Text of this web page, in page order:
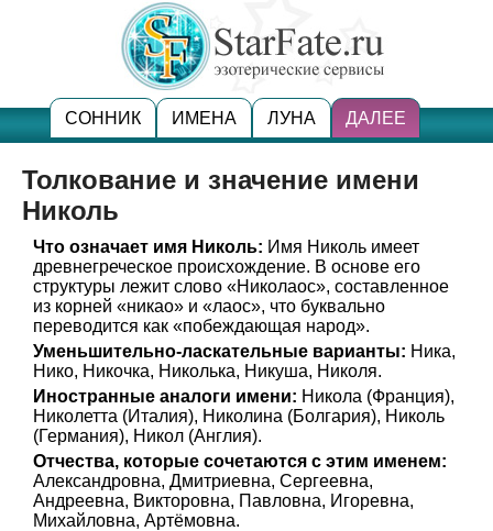
СОННИК ИМЕНА ЛУНА ДАЛЕЕ
Толкование и значение имени
Николь
Что означает имя Николь: Имя Николь имеет
древнегреческое происхождение. В основе его
структуры лежит слово «Николаос», составленное
из корней «никао» и «лаос», что буквально
переводится как «побеждающая народ».
Уменьшительно-ласкательные варианты: Ника,
Нико, Никочка, Николька, Никуша, Николя.
Иностранные аналоги имени: Никола (Франция),
Николетта (Италия), Николина (Болгария), Николь
(Германия), Никол (Англия).
Отчества, которые сочетаются с этим именем:
Александровна, Дмитриевна, Сергеевна,
Андреевна, Викторовна, Павловна, Игоревна,
Михайловна, Артёмовна.